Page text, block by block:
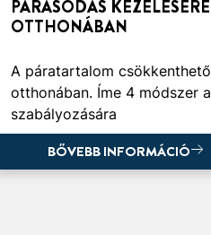
PÁRÁSODÁS KEZELÉSÉRE
OTTHONÁBAN
A páratartalom csökkenthető
otthonában. Íme 4 módszer a
szabályozására
BŐVEBB INFORMÁCIÓ